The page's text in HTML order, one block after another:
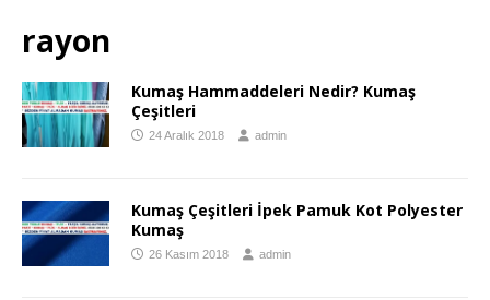
rayon
Kumaş Hammaddeleri Nedir? Kumaş
Çeşitleri
24 Aralık 2018 admin
Kumaş Çeşitleri İpek Pamuk Kot Polyester
Kumaş
26 Kasım 2018 admin